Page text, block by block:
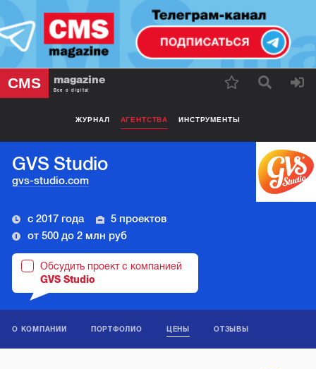
CMS magazine
Все о digital
ЖУРНАЛ АГЕНТСТВА ИНСТРУМЕНТЫ
GVS Studio
gvs-studio.com
с 2017 года
5 проектов
от 500 до 2 млн руб
Обсудить проект с компанией
GVS Studio
О КОМПАНИИ ПОРТФОЛИО ЦЕНЫ ОТЗЫВЫ